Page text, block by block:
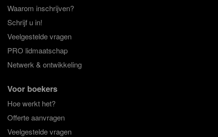
Waarom inschrijven?
Schrijf u in!
Veelgestelde vragen
PRO lidmaatschap
Netwerk & ontwikkeling
Voor boekers
Hoe werkt het?
Offerte aanvragen
Veelgestelde vragen